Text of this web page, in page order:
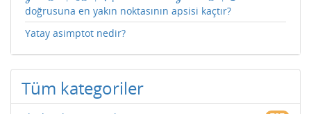
doğrusuna en yakın noktasının apsisi kaçtır?
Yatay asimptot nedir?
Tüm kategoriler